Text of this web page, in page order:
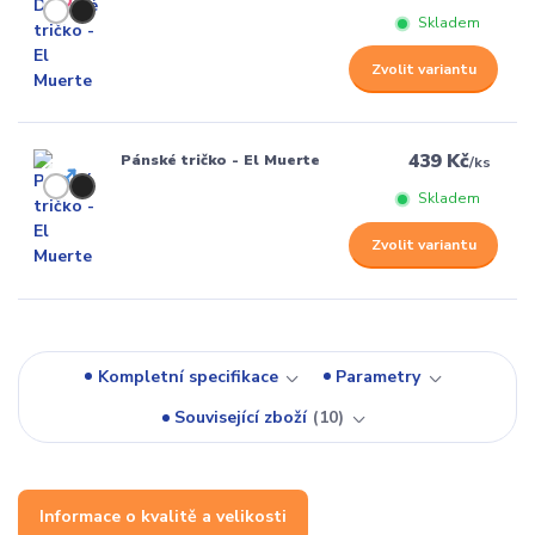
Skladem
Zvolit variantu
Pánské tričko - El Muerte 439 Kč/ks
Skladem
Zvolit variantu
Kompletní specifikace
Parametry
Související zboží
10
Informace o kvalitě a velikosti